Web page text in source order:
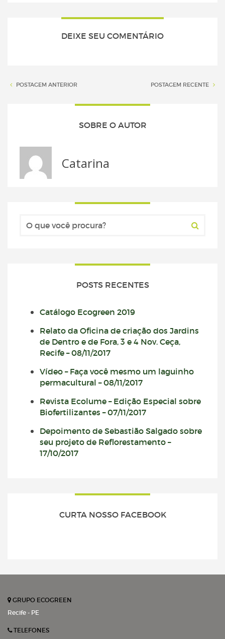
DEIXE SEU COMENTÁRIO
POSTAGEM ANTERIOR POSTAGEM RECENTE
SOBRE O AUTOR
Catarina
POSTS RECENTES
Catálogo Ecogreen 2019
Relato da Oficina de criação dos Jardins
de Dentro e de Fora, 3 e 4 Nov. Ceça,
Recife – 08/11/2017
Vídeo – Faça você mesmo um laguinho
permacultural – 08/11/2017
Revista Ecolume – Edição Especial sobre
Biofertilizantes – 07/11/2017
Depoimento de Sebastião Salgado sobre
seu projeto de Reflorestamento –
17/10/2017
CURTA NOSSO FACEBOOK
GRUPO ECOGREEN
Recife - PE
TELEFONES